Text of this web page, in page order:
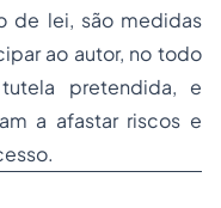
de lei, são medidas
ao autor, no todo
pretendida, e
a afastar riscos e